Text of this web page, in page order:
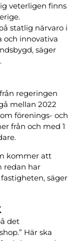
veterligen finns
statlig närvaro i
och innovativa
säger
regeringen
mellan 2022
förenings- och
från och med 1
kommer att
redan har
säger
det
Här ska